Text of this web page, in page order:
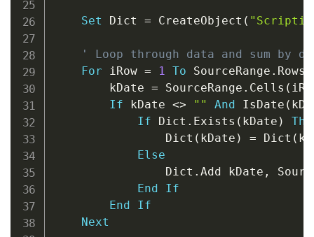
Set Dict = CreateObject (
' Loop through data and sum by
For iRow = 1 To SourceRange . Rows
        kDate
= SourceRange . Cells (
If kDate <> "" And IsDate (
If Dict . Exists ( kDate )
                Dict
( kDate ) = Dict (
Else
                Dict
. Add kDate ,
End
If
End
If
Next